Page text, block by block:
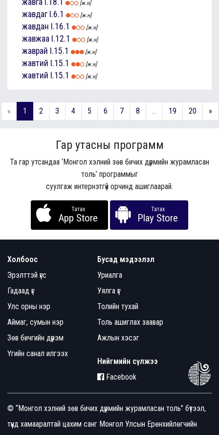
жавга I.18.1 [ж.н]
жавдаг I.6.1 [ж.н]
жавдан I.16.1 [ж.н]
жавжаа I.12.1 [ж.н]
жаврай I.15.1 [ж.н]
жавтий I.15.1 [ж.н]
жавтий I.15.1 [ж.н]
« 1 2 3 4 5 6 7 8 ... 19 20 »
Гар утасны программ
Та гар утсандаа ‘Монгол хэлний зөв бичих дүрмийн журамласан
толь’ программыг
суулгаж интернэтгүй орчинд ашиглаарай.
Татах
App Store
Татах
Play Store
Холбоос
Эрэлттэй үгс
Гадаад үг
Улс орны нэр
Аймаг, сумын нэр
Зөв бичгийн дүрэм
Үгийн санал илгээх
Бусад мэдээлэл
Уриалга
Уялга үг
Толийн тухай
Толь ашиглах заавар
Ажлын хэсэг
Нийгмийн сүлжээ
Facebook
© “Монгол хэлний зөв бичих дүрмийн журамласан толь” бүтээл,
түүнд хамааралтай цахим санг Монгол Улсын Ерөнхийлөгчийн